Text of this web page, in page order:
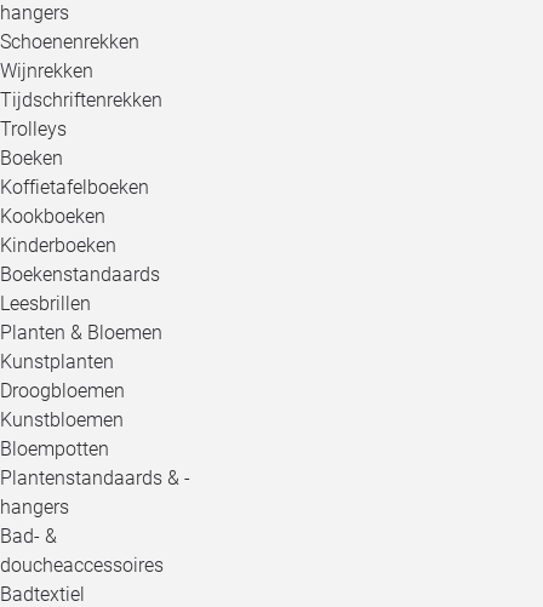
hangers
Schoenenrekken
Wijnrekken
Tijdschriftenrekken
Trolleys
Boeken
Koffietafelboeken
Kookboeken
Kinderboeken
Boekenstandaards
Leesbrillen
Planten & Bloemen
Kunstplanten
Droogbloemen
Kunstbloemen
Bloempotten
Plantenstandaards & -
hangers
Bad- &
doucheaccessoires
Badtextiel